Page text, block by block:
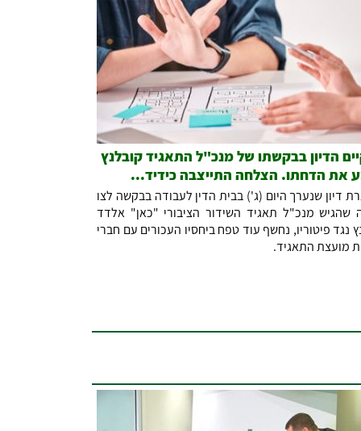
הדיון בבקשתו של מנכ"ל התאגיד קובלנץ
את הדחתו. הצלחה התייצבה כידיד...
דיון שנערך היום (ג') בבית הדין לעבודה בבקשה לצו
שהגיש מנכ"ל תאגיד השידור הציבורי "כאן" אלדד
נגד פיטוריו, נחשף עוד טפח ביחסיו העכורים עם חברי
מועצת התאגיד.